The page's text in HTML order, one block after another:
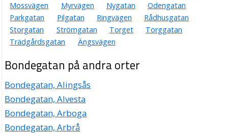
Mossvägen
Myrvägen Nygatan
Odengatan
Parkgatan
Pilgatan Ringvägen
Rådhusgatan
Storgatan
Strömgatan Torget
Torggatan
Trädgårdsgatan
Ängsvägen
Bondegatan på andra orter
Bondegatan, Alingsås
Bondegatan, Alvesta
Bondegatan, Arboga
Bondegatan, Arbrå